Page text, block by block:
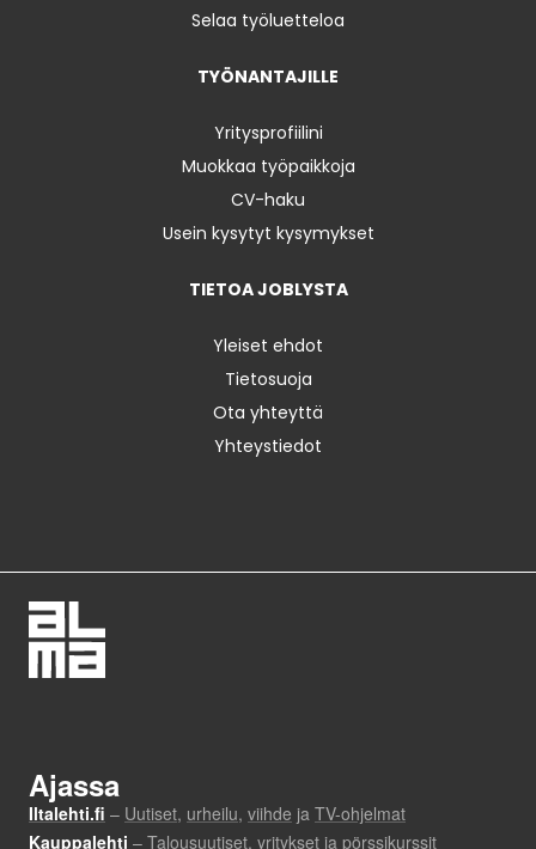
Selaa työluetteloa
TYÖNANTAJILLE
Yritysprofiilini
Muokkaa työpaikkoja
CV-haku
Usein kysytyt kysymykset
TIETOA JOBLYSTA
Yleiset ehdot
Tietosuoja
Ota yhteyttä
Yhteystiedot